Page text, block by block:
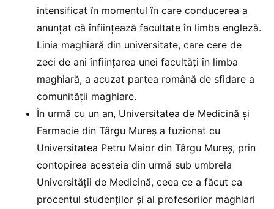
intensificat în momentul în care conducerea a
anunțat că înființează facultate în limba engleză.
Linia maghiară din universitate, care cere de
zeci de ani înființarea unei facultăți în limba
maghiară, a acuzat partea română de sfidare a
comunității maghiare.
În urmă cu un an, Universitatea de Medicină și
Farmacie din Târgu Mureș a fuzionat cu
Universitatea Petru Maior din Târgu Mureș, prin
contopirea acesteia din urmă sub umbrela
Universității de Medicină, ceea ce a făcut ca
procentul studenților și al profesorilor maghiari